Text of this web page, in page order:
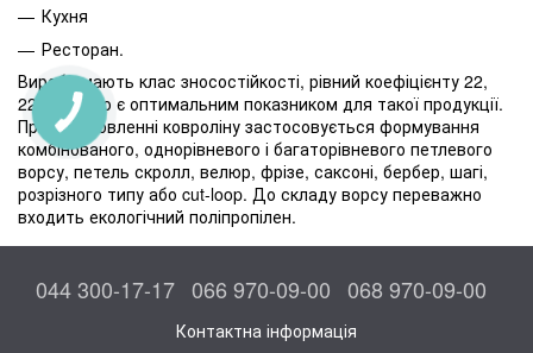
Кухня
Ресторан.
Вироби мають клас зносостійкості, рівний коефіцієнту 22,
22+ і 23, що є оптимальним показником для такої продукції.
При виготовленні ковроліну застосовується формування
комбінованого, однорівневого і багаторівневого петлевого
ворсу, петель скролл, велюр, фрізе, саксоні, бербер, шагі,
розрізного типу або cut-loop. До складу ворсу переважно
входить екологічний поліпропілен.
044 300-17-17 066 970-09-00 068 970-09-00
Контактна інформація